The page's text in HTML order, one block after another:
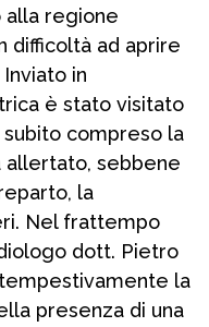
alla regione
difficoltà ad aprire
in
è stato visitato
compreso la
allertato, sebbene
la
Nel frattempo
dott. Pietro
la
presenza di una